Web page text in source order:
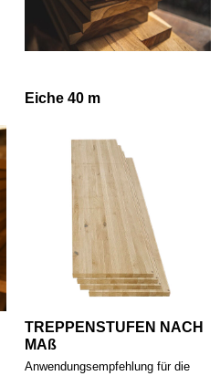
Eiche 40 m
TREPPENSTUFEN NACH
MAß
Anwendungsempfehlung für die